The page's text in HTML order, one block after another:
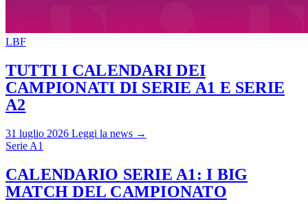
LBF
TUTTI I CALENDARI DEI
CAMPIONATI DI SERIE A1 E SERIE
A2
31 luglio 2026 Leggi la news →
Serie A1
CALENDARIO SERIE A1: I BIG
MATCH DEL CAMPIONATO